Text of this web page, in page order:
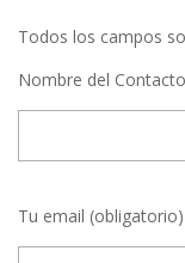
Todos los campos
Nombre del
Tu email (obligatorio)